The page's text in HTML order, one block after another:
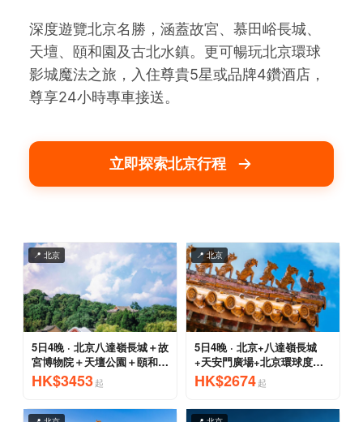
深度遊覽北京名勝，涵蓋故宮、慕田峪長城、
天壇、頤和園及古北水鎮。更可暢玩北京環球
影城魔法之旅，入住尊貴5星或品牌4鑽酒店，
尊享24小時專車接送。
立即探索北京行程